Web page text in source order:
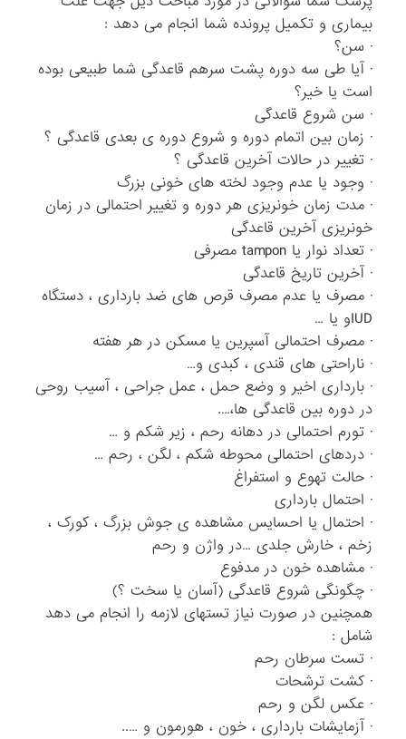
بیماری و تکمیل پرونده شما انجام می دهد :
· سن؟
· آیا طی سه دوره پشت سرهم قاعدگی شما طبیعی بوده
است یا خیر؟
· سن شروع قاعدگی
· زمان بین اتمام دوره و شروع دوره ی بعدی قاعدگی ؟
· تغییر در حالات آخرین قاعدگی ؟
· وجود یا عدم وجود لخته های خونی بزرگ
· مدت زمان خونریزی هر دوره و تغییر احتمالی در زمان
خونریزی آخرین قاعدگی
· تعداد نوار یا tampon مصرفی
· آخرین تاریخ قاعدگی
· مصرف یا عدم مصرف قرص های ضد بارداری ، دستگاه
IUDو یا …
· مصرف احتمالی آسپرین یا مسکن در هر هفته
· ناراحتی های قندی ، کبدی و…
· بارداری اخیر و وضع حمل ، عمل جراحی ، آسیب روحی
در دوره بین قاعدگی ها،….
· تورم احتمالی در دهانه رحم ، زیر شکم و …
· دردهای احتمالی محوطه شکم ، لگن ، رحم …
· حالت تهوع و استفراغ
· احتمال بارداری
· احتمال یا احسایس مشاهده ی جوش بزرگ ، کورک ،
زخم ، خارش جلدی …در واژن و رحم
· مشاهده خون در مدفوع
· چگونگی شروع قاعدگی (آسان یا سخت ؟)
همچنین در صورت نیاز تستهای لازمه را انجام می دهد
شامل :
· تست سرطان رحم
· کشت ترشحات
· عکس لگن و رحم
· آزمایشات بارداری ، خون ، هورمون و …..